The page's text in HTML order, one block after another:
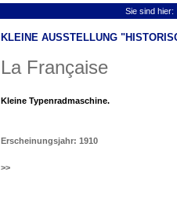
Sie sind hier:
KLEINE AUSSTELLUNG
La Française
Kleine Typenradmaschine.
Erscheinungsjahr: 1910
>>